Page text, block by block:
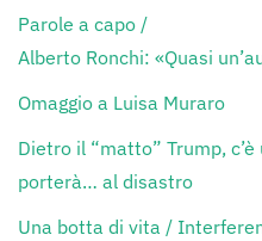
Parole a capo /
Alberto Ronchi: «Quasi
Omaggio a Luisa Muraro
Dietro il “matto” Trump,
porterà… al disastro
Una botta di vita /